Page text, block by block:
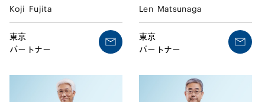
Koji Fujita
東京
パートナー
Len Matsunaga
東京
パートナー